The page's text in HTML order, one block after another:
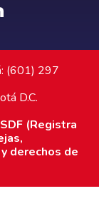
(601) 297
D.C.
(Registra
derechos de